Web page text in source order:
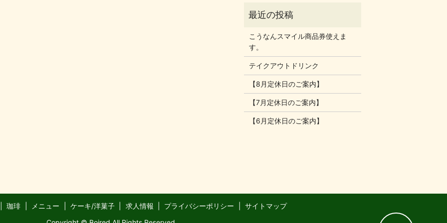
こうなんスマイル商品券使えま
す。
テイクアウトドリンク
【8月定休日のご案内】
【7月定休日のご案内】
【6月定休日のご案内】
珈琲 メニュー ケーキ/洋菓子 求人情報 プライバシーポリシー
サイトマップ